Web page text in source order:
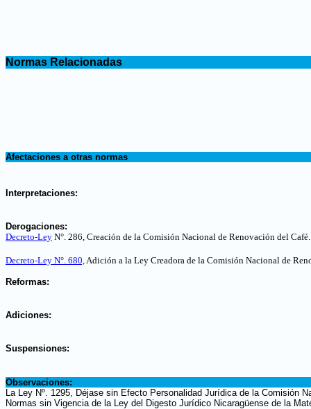
Normas Relacionadas
Afectaciones a otras normas
Interpretaciones:
Derogaciones:
Decreto-Ley N°. 286, Creación de la Comisión Nacional de Renovación del Café.
Decreto-Ley N°. 680,Adición a la Ley Creadora de la Comisión Nacional de
Reformas:
Adiciones:
Suspensiones:
Observaciones:
La Ley Nº. 1295, Déjase sin Efecto Personalidad Jurídica de la Comisión
Normas sin Vigencia de la Ley del Digesto Jurídico Nicaragüense de la